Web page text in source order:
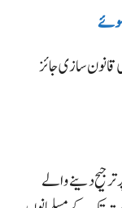
قانون سازی جائز
ترجیح دینے والے